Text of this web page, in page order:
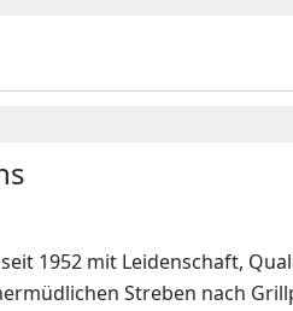
1952 mit Leidenschaft,
Streben nach